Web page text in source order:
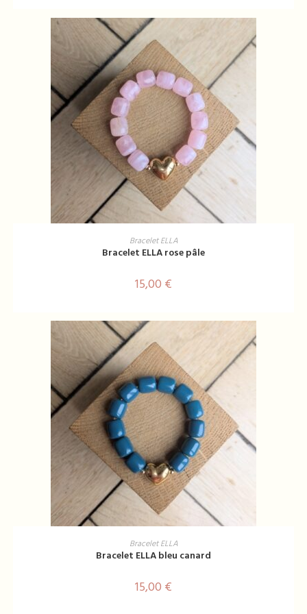
AJOUTER AU PANIER
Bracelet ELLA
Bracelet ELLA rose pâle
15,00 €
AJOUTER AU PANIER
Bracelet ELLA
Bracelet ELLA bleu canard
15,00 €